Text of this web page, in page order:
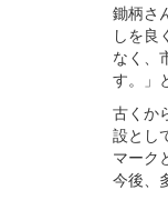
鋤柄さ
しを良
なく、
す。」
古くか
設とし
マーク
今後、